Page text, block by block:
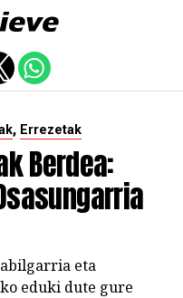
, Errezetak
Berdea:
eta
eduki dute gure